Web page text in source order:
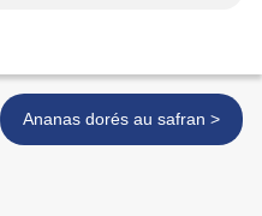
Ananas dorés au safran >